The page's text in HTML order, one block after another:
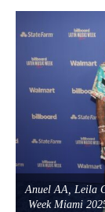
Anuel AA, Leila
Week Miami